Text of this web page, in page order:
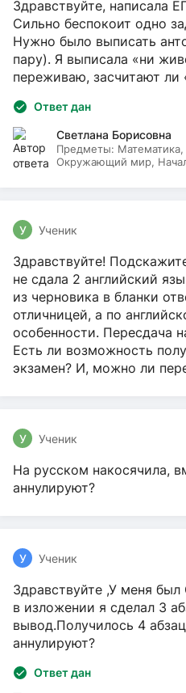
Здравствуйте, написала
Сильно беспокоит одно
Нужно было выписать
пару). Я выписала «ни
переживаю, засчитают ли
Ответ дан
Светлана Борисовна
Предметы:
Окружающий мир,
У Ученик
Здравствуйте!
не сдала 2 английский
из черновика в бланки
отличницей, а по
особенности. Пересдача
Есть ли возможность
экзамен? И, можно ли
У Ученик
На русском накосячила,
аннулируют?
У Ученик
Здравствуйте ,У меня
в изложении я сделал 3
вывод.Получилось 4
аннулируют?
Ответ дан